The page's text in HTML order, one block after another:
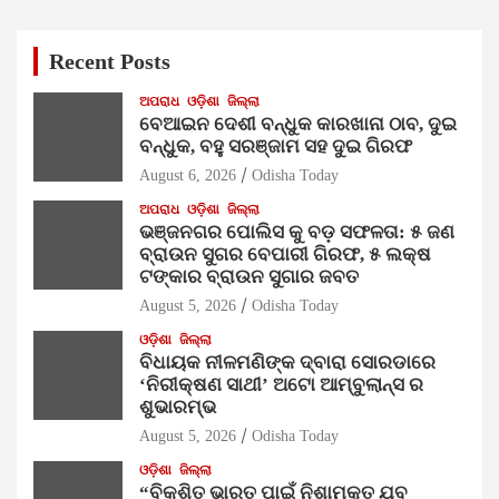
Recent Posts
ଅପରାଧ ଓଡ଼ିଶା ଜିଲ୍ଲା
ବେଆଇନ ଦେଶୀ ବନ୍ଧୁକ କାରଖାନା ଠାବ, ଦୁଇ
ବନ୍ଧୁକ, ବହୁ ସରଞ୍ଜାମ ସହ ଦୁଇ ଗିରଫ
August 6, 2026 Odisha Today
ଅପରାଧ ଓଡ଼ିଶା ଜିଲ୍ଲା
ଭଞ୍ଜନଗର ପୋଲିସ କୁ ବଡ଼ ସଫଳତା: ୫ ଜଣ
ବ୍ରାଉନ ସୁଗର ବେପାରୀ ଗିରଫ, ୫ ଲକ୍ଷ
ଟଙ୍କାର ବ୍ରାଉନ ସୁଗାର ଜବତ
August 5, 2026 Odisha Today
ଓଡ଼ିଶା ଜିଲ୍ଲା
ବିଧାୟକ ନୀଳମଣିଙ୍କ ଦ୍ବାରା ସୋରଡାରେ
‘ନିରୀକ୍ଷଣ ସାଥୀ’ ଅଟୋ ଆମ୍ବୁଲାନ୍ସ ର
ଶୁଭାରମ୍ଭ
August 5, 2026 Odisha Today
ଓଡ଼ିଶା ଜିଲ୍ଲା
“ବିକଶିତ ଭାରତ ପାଇଁ ନିଶାମୁକ୍ତ ଯୁବ